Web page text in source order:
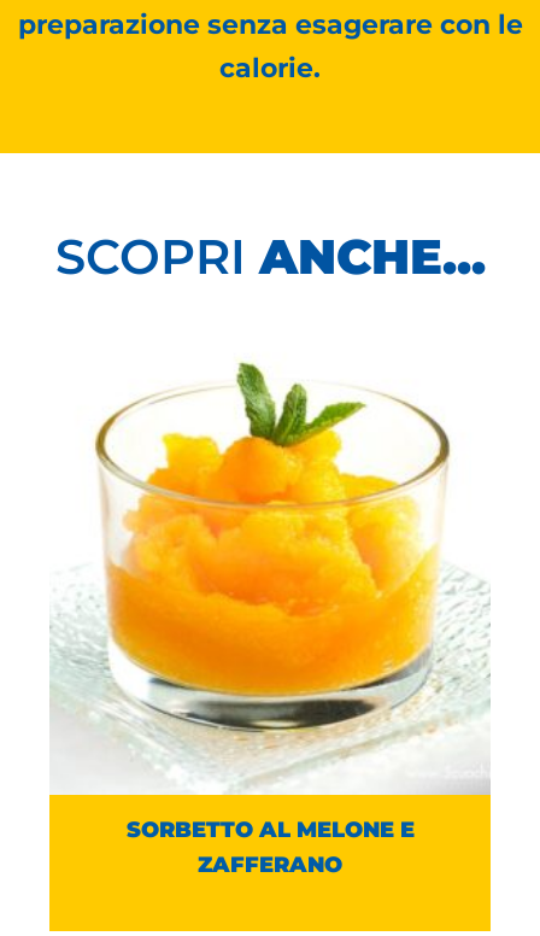
preparazione senza esagerare con le
calorie.
SCOPRIANCHE...
SORBETTO AL MELONE E
ZAFFERANO